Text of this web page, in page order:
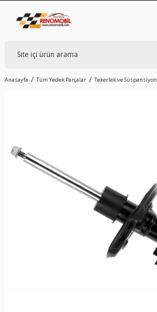
Anasayfa Tüm Yedek Parçalar Tekerlek ve Süspansiyon